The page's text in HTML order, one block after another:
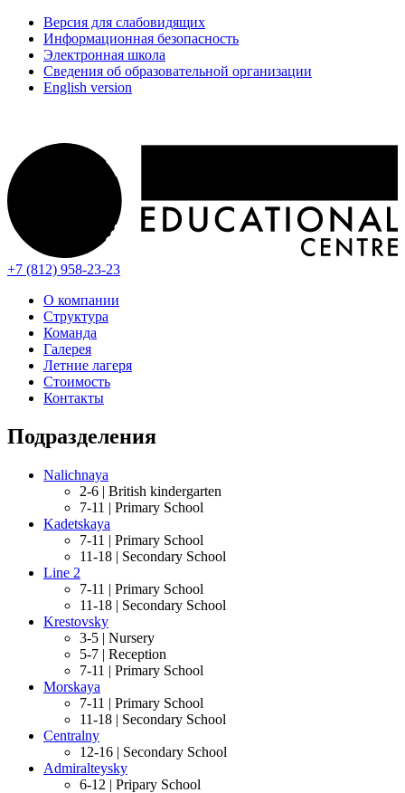
Версия для слабовидящих
Информационная безопасность
Электронная школа
Сведения об образовательной организации
English version
+7 (812) 958-23-23
О компании
Структура
Команда
Галерея
Летние лагеря
Стоимость
Контакты
Подразделения
Nalichnaya
2-6 | British kindergarten
7-11 | Primary School
Kadetskaya
7-11 | Primary School
11-18 | Secondary School
Line 2
7-11 | Primary School
11-18 | Secondary School
Krestovsky
3-5 | Nursery
5-7 | Reception
7-11 | Primary School
Morskaya
7-11 | Primary School
11-18 | Secondary School
Centralny
12-16 | Secondary School
Admiralteysky
6-12 | Pripary School